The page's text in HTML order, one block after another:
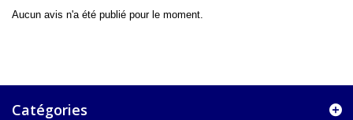
Aucun avis n'a été publié pour le moment.
Catégories